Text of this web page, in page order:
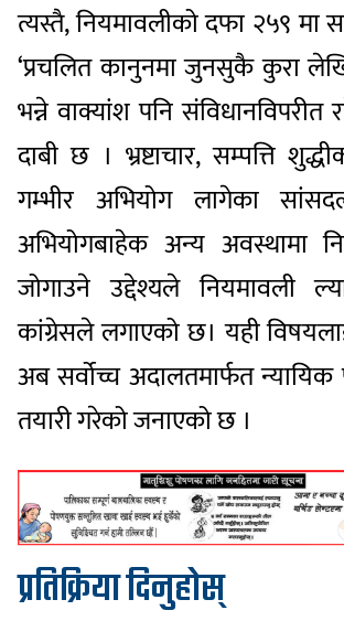
त्यस्तै, नियमावलीको दफा २५९ मा
‘प्रचलित कानुनमा जुनसुकै कुरा
भन्ने वाक्यांश पनि संविधानविपरीत
दाबी छ । भ्रष्टाचार, सम्पत्ति
गम्भीर अभियोग लागेका
अभियोगबाहेक अन्य अवस्थामा
जोगाउने उद्देश्यले नियमावली
कांग्रेसले लगाएको छ। यही
अब सर्वोच्च अदालतमार्फत न्यायिक
तयारी गरेको जनाएको छ ।
प्रतिक्रिया दिनुहोस्